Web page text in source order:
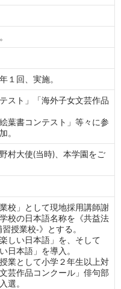
１回、実施。
スト」「海外子女文芸作品
葉書コンテスト」等々に参
。
村大使(当時)、本学園をご
校」として現地採用講師謝
校の日本語名称を《共益法
授業校‐》とする。
しい日本語」を、そして
日本語」を導入。
業として小学２年生以上対
芸作品コンクール」俳句部
選。